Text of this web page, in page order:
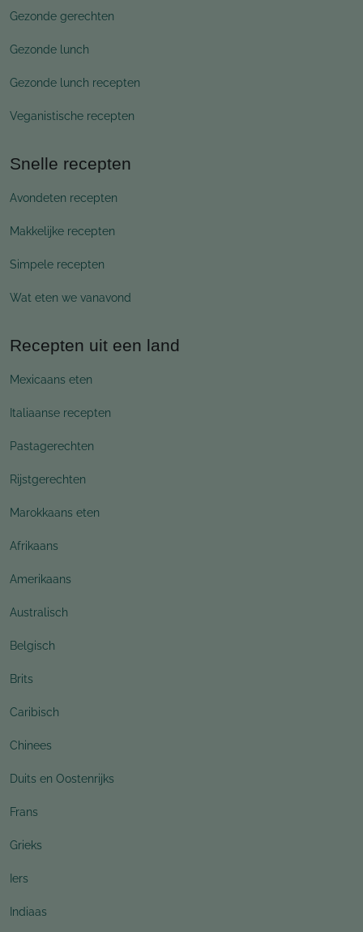
Gezonde gerechten
Gezonde lunch
Gezonde lunch recepten
Veganistische recepten
Snelle recepten
Avondeten recepten
Makkelijke recepten
Simpele recepten
Wat eten we vanavond
Recepten uit een land
Mexicaans eten
Italiaanse recepten
Pastagerechten
Rijstgerechten
Marokkaans eten
Afrikaans
Amerikaans
Australisch
Belgisch
Brits
Caribisch
Chinees
Duits en Oostenrijks
Frans
Grieks
Iers
Indiaas